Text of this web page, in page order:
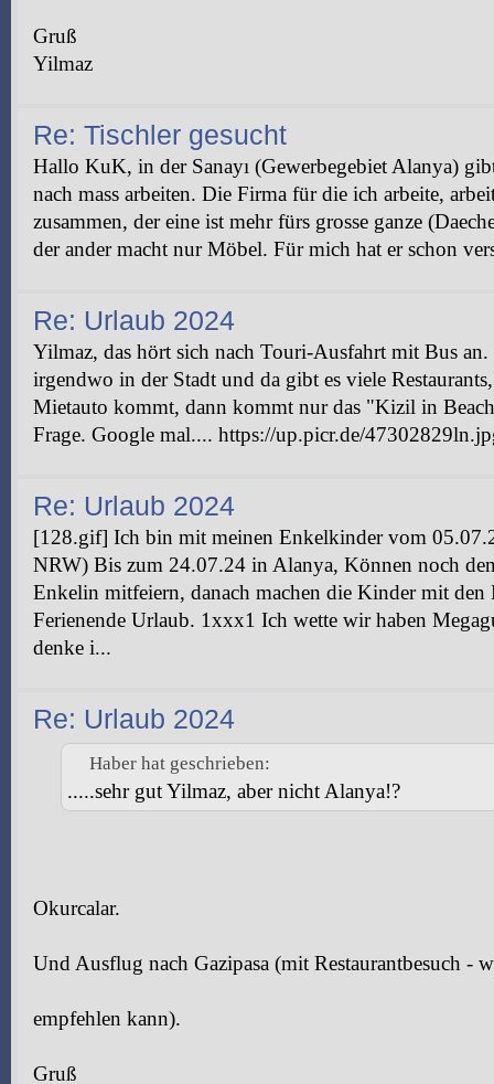
Gruß
Yilmaz
Re: Tischler gesucht
Hallo KuK, in der Sanayı (Gewerbegebiet Alanya)
nach mass arbeiten. Die Firma für die ich arbeite,
zusammen, der eine ist mehr fürs grosse ganze
der ander macht nur Möbel. Für mich hat er schon
Re: Urlaub 2024
Yilmaz, das hört sich nach Touri-Ausfahrt mit Bus
irgendwo in der Stadt und da gibt es viele
Mietauto kommt, dann kommt nur das "Kizil in
Frage. Google mal.... https://up.picr.de/
Re: Urlaub 2024
[128.gif] Ich bin mit meinen Enkelkinder vom
NRW) Bis zum 24.07.24 in Alanya, Können noch
Enkelin mitfeiern, danach machen die Kinder mit
Ferienende Urlaub. 1xxx1 Ich wette wir haben
denke i...
Re: Urlaub 2024
Haber hat geschrieben:
.....sehr gut Yilmaz, aber nicht Alanya!?
Okurcalar.
Und Ausflug nach Gazipasa (mit Restaurantbesuch -
empfehlen kann).
Gruß